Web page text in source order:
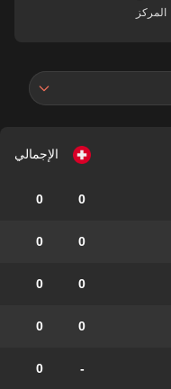
المركز
الإجمالي
0
0
0
0
0
0
0
0
-
0